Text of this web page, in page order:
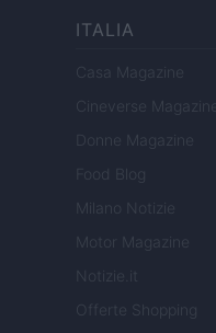
ITALIA
Casa Magazine
Cineverse Magazine
Donne Magazine
Food Blog
Milano Notizie
Motor Magazine
Notizie.it
Offerte Shopping